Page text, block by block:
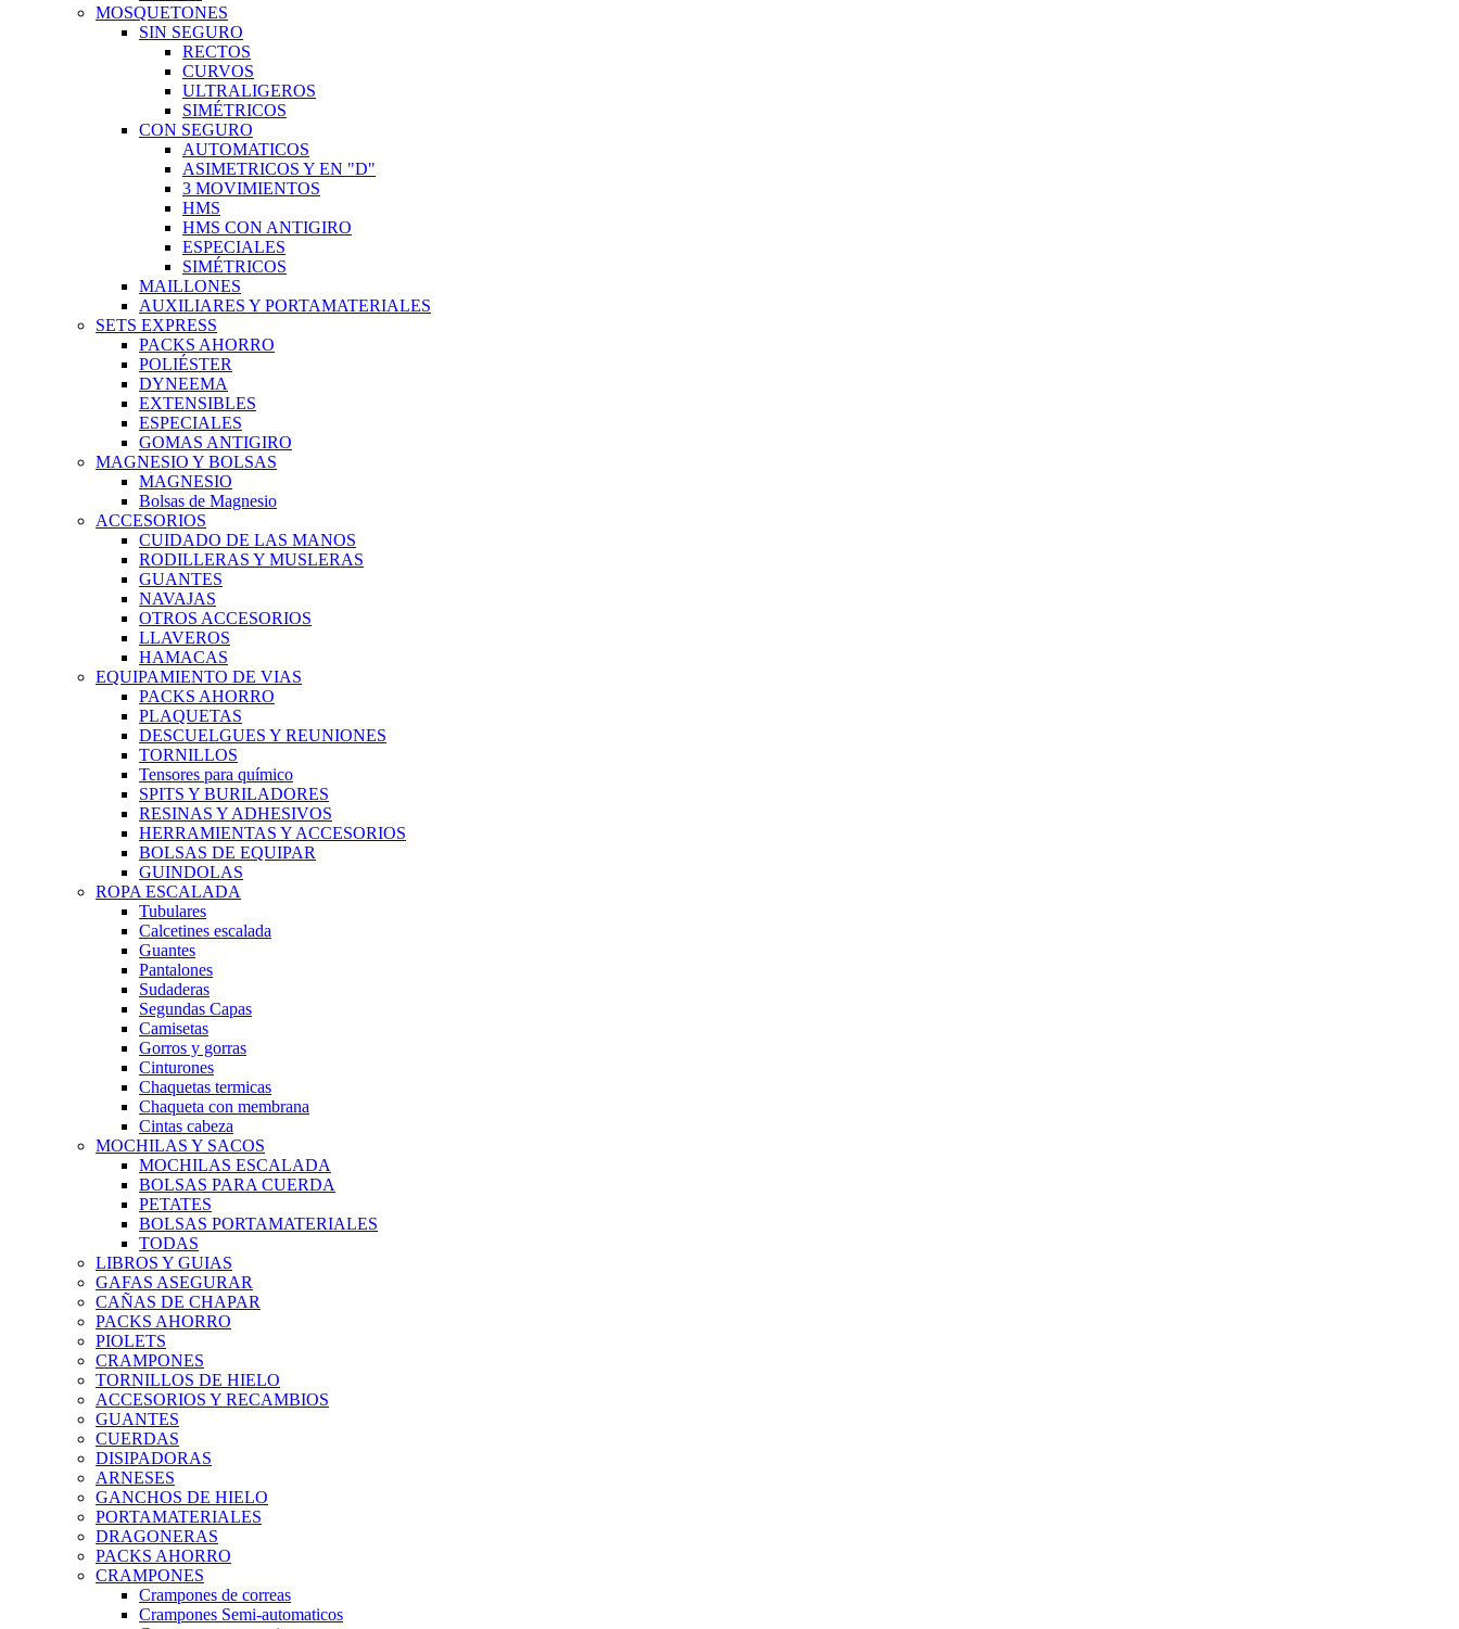
MOSQUETONES
SIN SEGURO
RECTOS
CURVOS
ULTRALIGEROS
SIMÉTRICOS
CON SEGURO
AUTOMATICOS
ASIMETRICOS Y EN "D"
3 MOVIMIENTOS
HMS
HMS CON ANTIGIRO
ESPECIALES
SIMÉTRICOS
MAILLONES
AUXILIARES Y PORTAMATERIALES
SETS EXPRESS
PACKS AHORRO
POLIÉSTER
DYNEEMA
EXTENSIBLES
ESPECIALES
GOMAS ANTIGIRO
MAGNESIO Y BOLSAS
MAGNESIO
Bolsas de Magnesio
ACCESORIOS
CUIDADO DE LAS MANOS
RODILLERAS Y MUSLERAS
GUANTES
NAVAJAS
OTROS ACCESORIOS
LLAVEROS
HAMACAS
EQUIPAMIENTO DE VIAS
PACKS AHORRO
PLAQUETAS
DESCUELGUES Y REUNIONES
TORNILLOS
Tensores para químico
SPITS Y BURILADORES
RESINAS Y ADHESIVOS
HERRAMIENTAS Y ACCESORIOS
BOLSAS DE EQUIPAR
GUINDOLAS
ROPA ESCALADA
Tubulares
Calcetines escalada
Guantes
Pantalones
Sudaderas
Segundas Capas
Camisetas
Gorros y gorras
Cinturones
Chaquetas termicas
Chaqueta con membrana
Cintas cabeza
MOCHILAS Y SACOS
MOCHILAS ESCALADA
BOLSAS PARA CUERDA
PETATES
BOLSAS PORTAMATERIALES
TODAS
LIBROS Y GUIAS
GAFAS ASEGURAR
CAÑAS DE CHAPAR
PACKS AHORRO
PIOLETS
CRAMPONES
TORNILLOS DE HIELO
ACCESORIOS Y RECAMBIOS
GUANTES
CUERDAS
DISIPADORAS
ARNESES
GANCHOS DE HIELO
PORTAMATERIALES
DRAGONERAS
PACKS AHORRO
CRAMPONES
Crampones de correas
Crampones Semi-automaticos